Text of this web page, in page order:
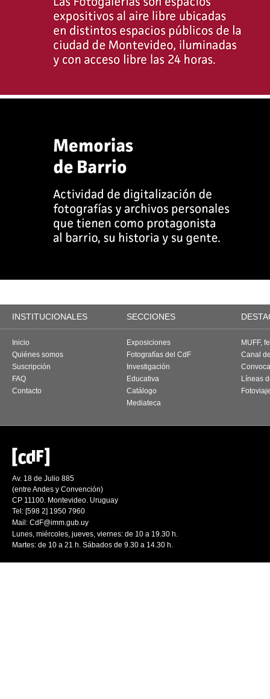
INSTITUCIONALES SECCIONES
Inicio
Quiénes somos
Suscripción
FAQ
Contacto
Exposiciones
Fotografías del CdF
Investigación
Educativa
Catálogo
Mediateca
MUFF,
Canal
Líneas
Av. 18 de Julio 885
(entre Andes y Convención)
CP 11100. Montevideo. Uruguay
Tel: [598 2] 1950 7960
Mail: CdF@imm.gub.uy
Lunes, miércoles, jueves, viernes: de 10 a 19.30 h.
Martes: de 10 a 21 h. Sábados de 9.30 a 14.30 h.